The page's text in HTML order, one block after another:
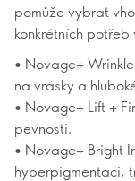
pomůže vybrat
konkrétních
• Novage+
na vrásky a
• Novage+ Lift +
pevnosti.
• Novage+ Bright
hyperpigmentaci,